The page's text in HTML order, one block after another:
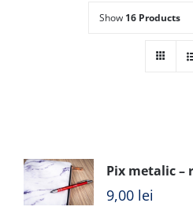
Show 16 Products
Pix metalic –
9,00 lei